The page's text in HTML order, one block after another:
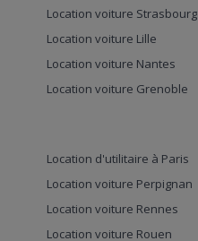
Location voiture Strasbourg
Location voiture Lille
Location voiture Nantes
Location voiture Grenoble
Location d'utilitaire à Paris
Location voiture Perpignan
Location voiture Rennes
Location voiture Rouen